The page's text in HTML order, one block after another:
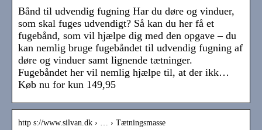
Bånd til udvendig fugning Har du døre og vinduer,
som skal fuges udvendigt? Så kan du her få et
fugebånd, som vil hjælpe dig med den opgave – du
kan nemlig bruge fugebåndet til udvendig fugning af
døre og vinduer samt lignende tætninger.
Fugebåndet her vil nemlig hjælpe til, at der ikk…
Køb nu for kun 149,95
http s://www.silvan.dk › … › Tætningsmasse